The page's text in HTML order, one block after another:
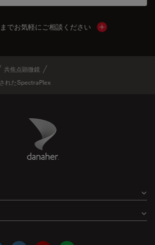
でお気軽にご相談ください Show local
共焦点顕微鏡
れたSpectraPlex
Danaher Logo